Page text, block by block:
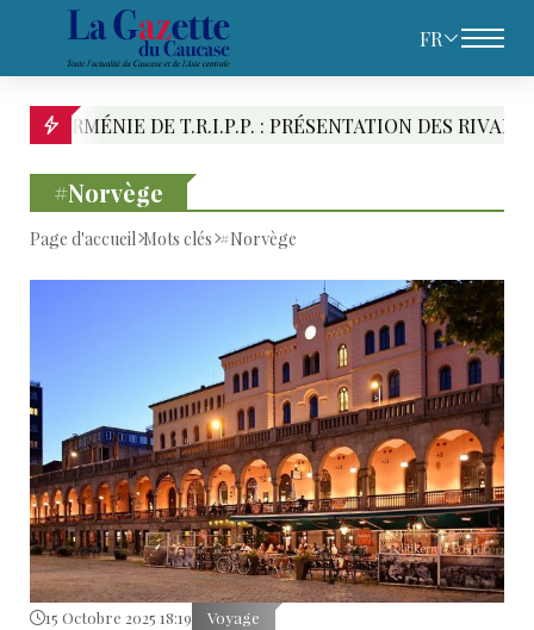
FR
PRÉSENTATION DES RIVALITÉS RÉGIONALES ET DES
#Norvège
Page d'accueil Mots clés #Norvège
15 Octobre 2025 18:19 Voyage